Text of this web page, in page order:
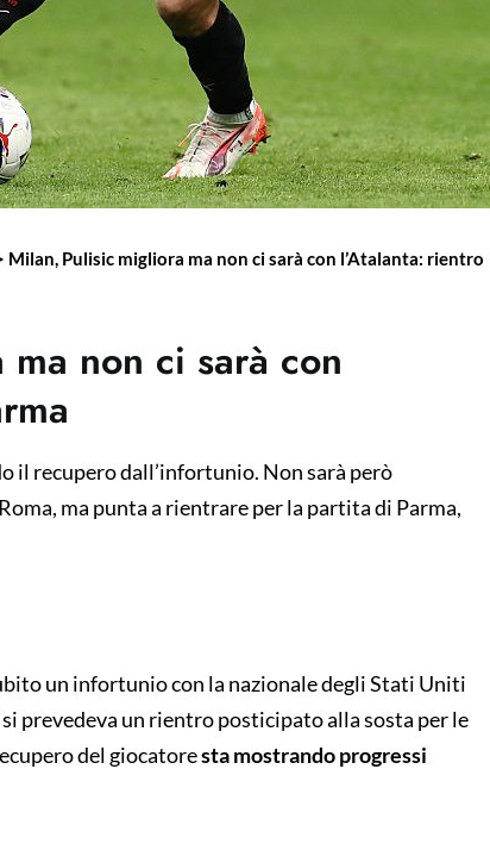
Milan, Pulisic migliora ma non ci sarà con l’Atalanta: rientro
non ci sarà con
il recupero dall’infortunio. Non sarà però
ma punta a rientrare per la partita di Parma,
un infortunio con la nazionale degli Stati Uniti
prevedeva un rientro posticipato alla sosta per le
del giocatoresta mostrando progressi